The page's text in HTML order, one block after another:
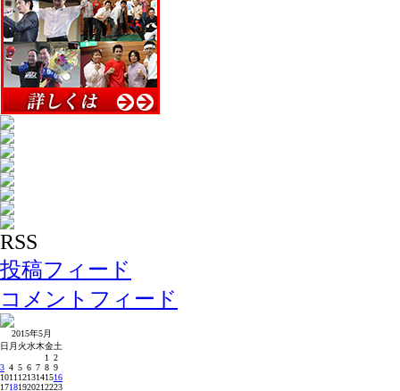
RSS
投稿フィード
コメントフィード
2015年5月
日 月 火水木金土
1
2
3 4 5 6 7 8 9
1011 1213141516
17181920212223